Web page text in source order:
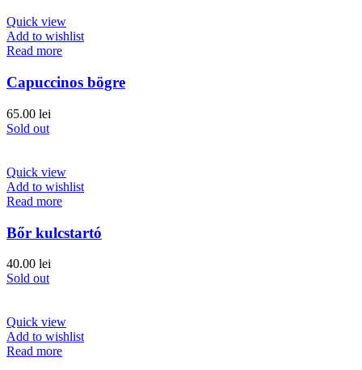
Quick view
Add to wishlist
Read more
Capuccinos bögre
65.00 lei
Sold out
Quick view
Add to wishlist
Read more
Bőr kulcstartó
40.00 lei
Sold out
Quick view
Add to wishlist
Read more